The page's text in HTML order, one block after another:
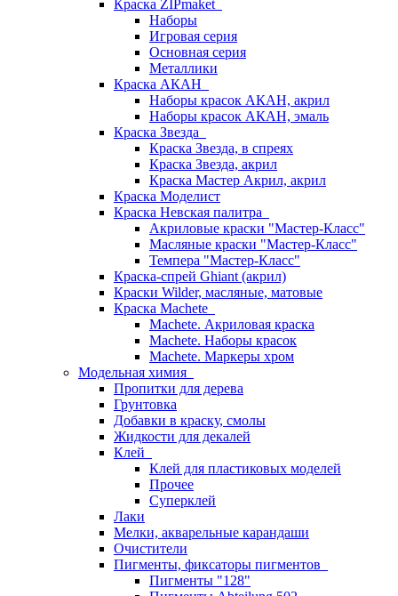
Краска ZIPmaket
Наборы
Игровая серия
Основная серия
Металлики
Краска АКАН
Наборы красок АКАН, акрил
Наборы красок АКАН, эмаль
Краска Звезда
Краска Звезда, в спреях
Краска Звезда, акрил
Краска Мастер Акрил, акрил
Краска Моделист
Краска Невская палитра
Акриловые краски "Мастер-Класс"
Масляные краски "Мастер-Класс"
Темпера "Мастер-Класс"
Краска-спрей Ghiant (акрил)
Краски Wilder, масляные, матовые
Краска Machete
Machete. Акриловая краска
Machete. Наборы красок
Machete. Маркеры хром
Модельная химия
Пропитки для дерева
Грунтовка
Добавки в краску, смолы
Жидкости для декалей
Клей
Клей для пластиковых моделей
Прочее
Суперклей
Лаки
Мелки, акварельные карандаши
Очистители
Пигменты, фиксаторы пигментов
Пигменты "128"